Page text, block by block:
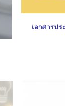
เอกสารป